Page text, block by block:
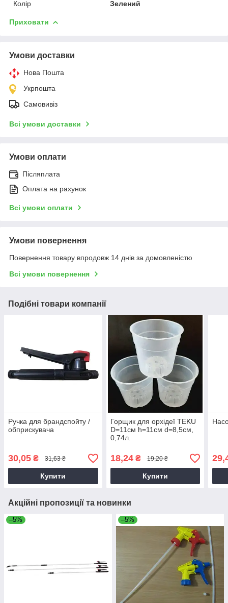
Колір Зелений
Приховати
Умови доставки
Нова Пошта
Укрпошта
Самовивіз
Всі умови доставки
Умови оплати
Післяплата
Оплата на рахунок
Всі умови оплати
Умови повернення
Повернення товару впродовж 14 днів за домовленістю
Всі умови повернення
Подібні товари компанії
Ручка для брандспойту /
обприскувача
30,05 ₴ 31,63 ₴
Купити
Горщик для орхідеї TEKU
D=11см h=11см d=8,5см,
0,74л.
18,24₴ 19,20 ₴
Купити
Акційні пропозиції та новинки
–5% –5%